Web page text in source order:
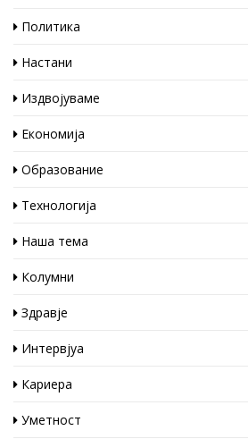
Политика
Настани
Издвојуваме
Економија
Образование
Технологија
Наша тема
Колумни
Здравје
Интервјуа
Кариера
Уметност